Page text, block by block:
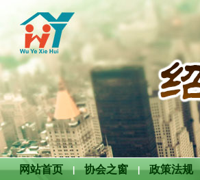
网站首页 | 协会之窗 | 政策法规